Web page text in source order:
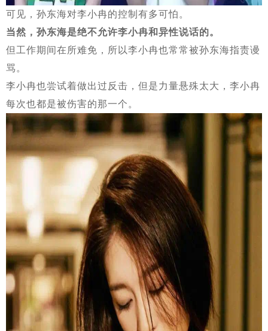
可见，孙东海对李小冉的控制有多可怕。
当然，孙东海是绝不允许李小冉和异性说话的。
但工作期间在所难免，所以李小冉也常常被孙东海指责谩
骂。
李小冉也尝试着做出过反击，但是力量悬殊太大，李小冉
每次也都是被伤害的那一个。